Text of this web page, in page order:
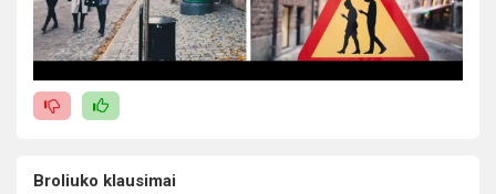
Broliuko klausimai